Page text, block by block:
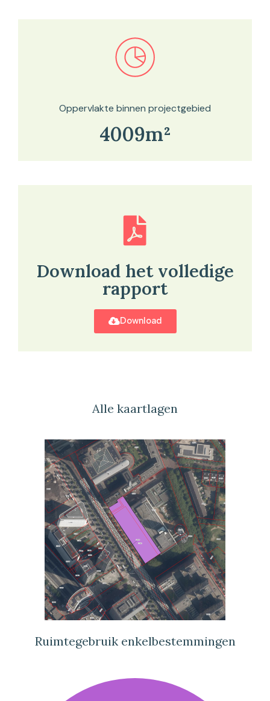
Bekijk in onze kaartviewer
Oppervlakte binnen projectgebied
4009m²
Download het volledige
rapport
Download
Alle kaartlagen
Ruimtegebruik enkelbestemmingen